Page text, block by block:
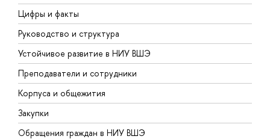
Цифры и факты
Руководство и структура
Устойчивое развитие в НИУ ВШЭ
Преподаватели и сотрудники
Корпуса и общежития
Закупки
Обращения граждан в НИУ ВШЭ